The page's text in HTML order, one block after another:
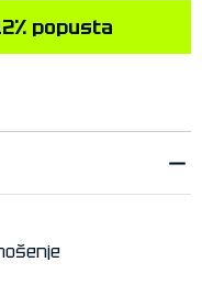
popusta